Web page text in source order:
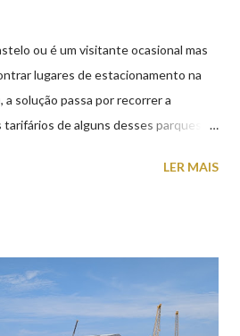
ou é um visitante ocasional mas
lugares de estacionamento na
solução passa por recorrer a
tarifários de alguns desses parques de
da cidade (entenda-se por
Estação Viana Shopping é grátis de
(DIAS ÚTEIS)
LER MAIS